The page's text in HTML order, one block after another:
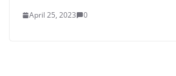
April 25, 2023 0